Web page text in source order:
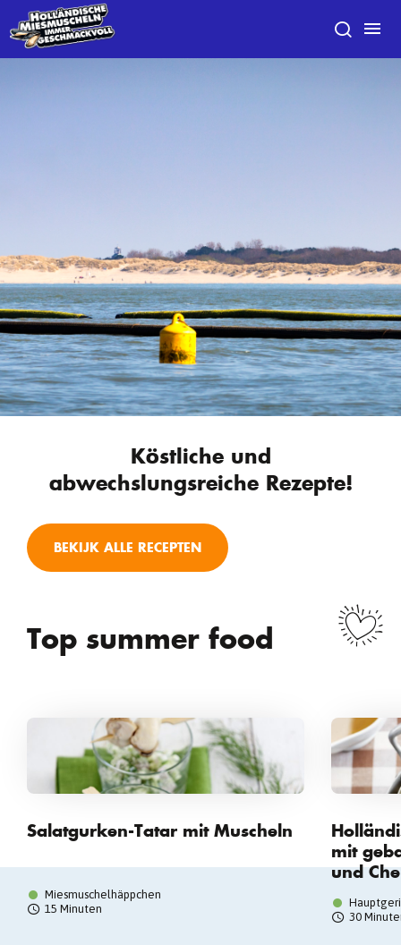
Köstliche und
abwechslungsreiche Rezepte!
BEKIJK ALLE RECEPTEN
Top summer food
Salatgurken-Tatar mit Muscheln
Miesmuschelhäppchen
15 Minuten
mit
und
30